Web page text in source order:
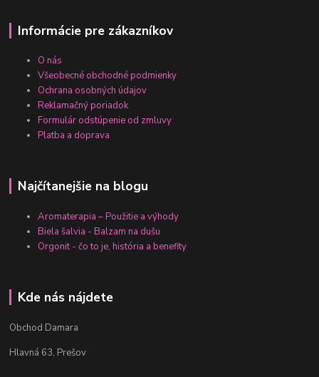
Informácie pre zákazníkov
O nás
Všeobecné obchodné podmienky
Ochrana osobných údajov
Reklamačný poriadok
Formulár odstúpenie od zmluvy
Platba a doprava
Najčítanejšie na blogu
Aromaterapia – Použitie a výhody
Biela šalvia - Balzam na dušu
Orgonit - čo to je, história a benefity
Kde nás nájdete
Obchod Damara
Hlavná 63, Prešov